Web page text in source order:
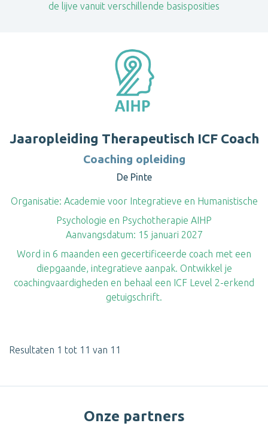
de lijve vanuit verschillende basisposities
Jaaropleiding Therapeutisch ICF Coach
Coaching opleiding
De Pinte
Organisatie: Academie voor Integratieve en Humanistische
Psychologie en Psychotherapie AIHP
Aanvangsdatum: 15 januari 2027
Word in 6 maanden een gecertificeerde coach met een
diepgaande, integratieve aanpak. Ontwikkel je
coachingvaardigheden en behaal een ICF Level 2-erkend
getuigschrift.
Resultaten 1 tot 11 van 11
Onze partners